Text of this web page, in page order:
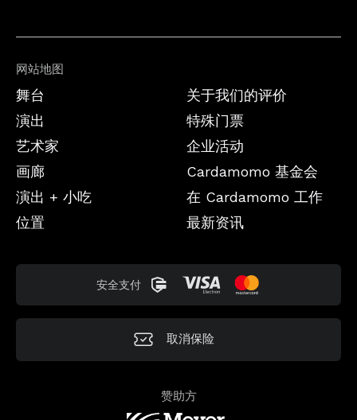
网站地图
舞台
演出
艺术家
画廊
演出 + 小吃
位置
关于我们的评价
特殊门票
企业活动
Cardamomo 基金会
在 Cardamomo 工作
最新资讯
安全支付
取消保险
赞助方